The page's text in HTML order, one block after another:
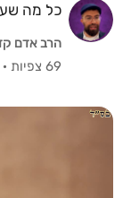
כל מה
הרב אדם
69 צפיות
·